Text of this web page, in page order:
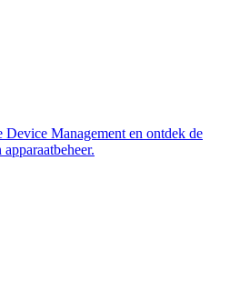
Management en ontdek de